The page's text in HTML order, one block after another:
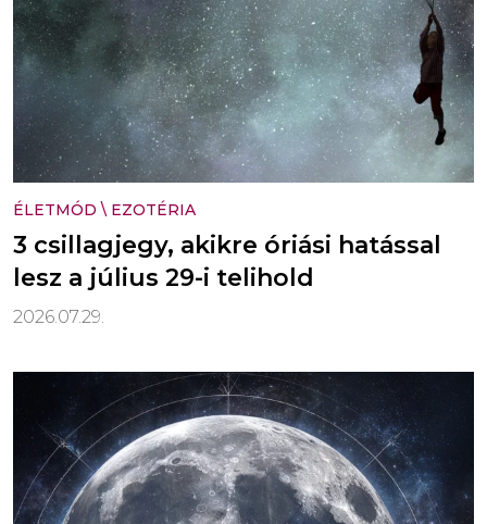
ÉLETMÓD \ EZOTÉRIA
3 csillagjegy, akikre óriási hatással
lesz a július 29-i telihold
2026.07.29.